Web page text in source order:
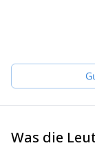
trips and
a group of
Was die